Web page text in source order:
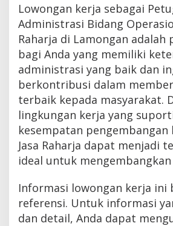
Lowongan kerja sebagai
Administrasi Bidang
Raharja di Lamongan adalah
bagi Anda yang memiliki
administrasi yang baik dan
berkontribusi dalam
terbaik kepada masyarakat.
lingkungan kerja yang
kesempatan pengembangan
Jasa Raharja dapat menjadi
ideal untuk
Informasi lowongan kerja ini
referensi. Untuk informasi
dan detail, Anda dapat